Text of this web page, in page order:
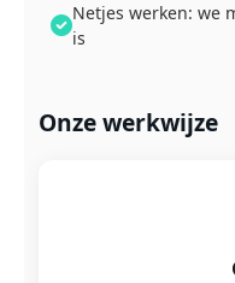
Netjes werken: we
is
Onze werkwijze